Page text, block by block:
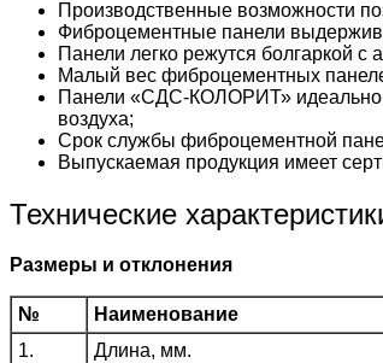
Производственные возможности
Фиброцементные панели
Панели легко режутся болгаркой с
Малый вес фиброцементных
Панели «СДС-КОЛОРИТ» идеально
воздуха;
Срок службы фиброцементной
Выпускаемая продукция имеет
Технические
Размеры и отклонения
№ Наименование
1.
Длина, мм.